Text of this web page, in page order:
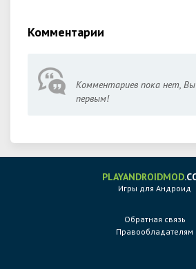
Комментарии
Комментариев пока нет,
первым!
PLAYANDROIDMOD
Игры для Андроид
Обратная связь
Правообладателям